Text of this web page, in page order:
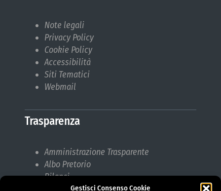
Gestisci Consenso Cookie
Note legali
Privacy Policy
Cookie Policy
Accessibilità
Siti Tematici
Webmail
Trasparenza
Amministrazione Trasparente
Albo Pretorio
Bilanci
Bandi di gara